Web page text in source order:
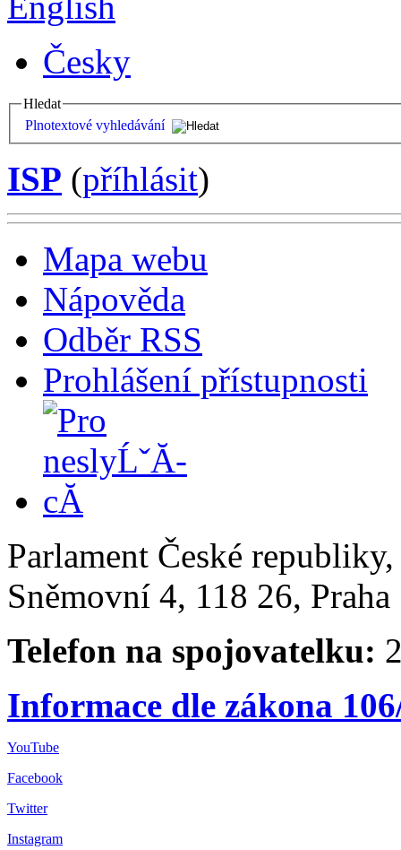
Česky
Hledat
Plnotextové vyhledávání
ISP (příhlásit)
Mapa webu
Nápověda
Odběr RSS
Prohlášení přístupnosti
Parlament České
Sněmovní 4, 118 26,
Telefon na spojovatelku:
Informace dle zákona
YouTube
Facebook
Twitter
Instagram